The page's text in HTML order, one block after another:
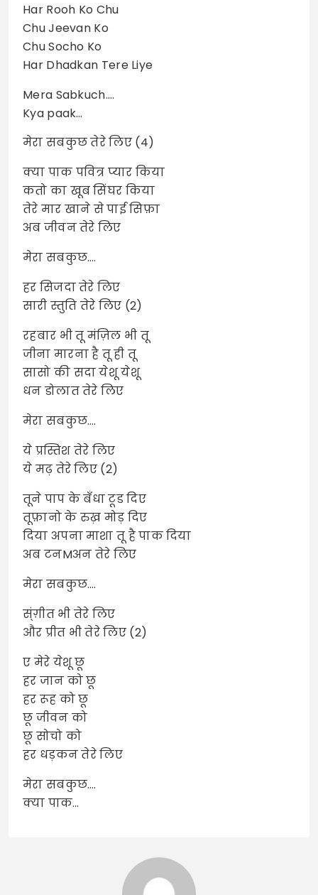
Har Rooh Ko Chu
Chu Jeevan Ko
Chu Socho Ko
Har Dhadkan Tere Liye
Mera Sabkuch….
Kya paak…
मेरा सबकुछ तेरे लिए (4)
क्या पाक पवित्र प्यार किया
कतो का खूब सिंघर किया
तेरे मार खाने से पाई सिफ़ा
अब जीवन तेरे लिए
मेरा सबकुछ….
हर सिजदा तेरे लिए
सारी स्तुति तेरे लिए (2)
रहबार भी तू मंज़िल भी तू
जीना मारना है तू ही तू
सासो की सदा येशू येशू
धन डोलात तेरे लिए
मेरा सबकुछ….
ये प्रस्तिश तेरे लिए
ये मढ़ तेरे लिए (2)
तूने पाप के बँधा टूड दिए
तूफ़ानो के रुख़ मोड़ दिए
दिया अपना माशा तू है पाक दिया
अब टनMअन तेरे लिए
मेरा सबकुछ….
स्ंग़ीत भी तेरे लिए
और प्रीत भी तेरे लिए (2)
ए मेरे येशू छू
हर जान को छू
हर रूह को छू
छू जीवन को
छू सोचो को
हर धड़कन तेरे लिए
मेरा सबकुछ….
क्या पाक…